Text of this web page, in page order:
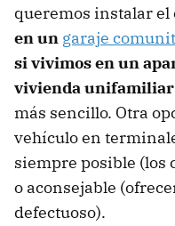
queremos instalar el
en un garaje
si vivimos en un
vivienda unifamiliar
más sencillo. Otra
vehículo en
siempre posible (los
o aconsejable
defectuoso).